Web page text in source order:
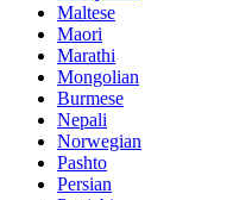
Maltese
Maori
Marathi
Mongolian
Burmese
Nepali
Norwegian
Pashto
Persian